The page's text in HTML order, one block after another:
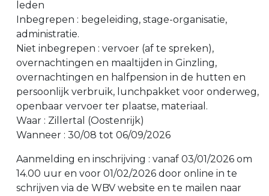
leden
Inbegrepen : begeleiding, stage-organisatie,
administratie.
Niet inbegrepen : vervoer (af te spreken),
overnachtingen en maaltijden in Ginzling,
overnachtingen en halfpension in de hutten en
persoonlijk verbruik, lunchpakket voor onderweg,
openbaar vervoer ter plaatse, materiaal.
Waar : Zillertal (Oostenrijk)
Wanneer : 30/08 tot 06/09/2026
Aanmelding en inschrijving : vanaf 03/01/2026 om
14.00 uur en voor 01/02/2026 door online in te
schrijven via de WBV website en te mailen naar